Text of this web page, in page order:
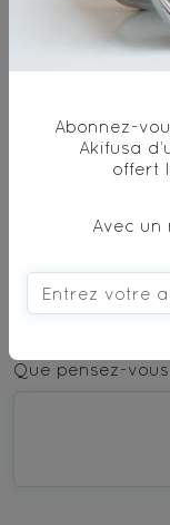
star
—
stars
—
stars
Que pensez-
Abonnez-
Akifusa
offert
Avec un